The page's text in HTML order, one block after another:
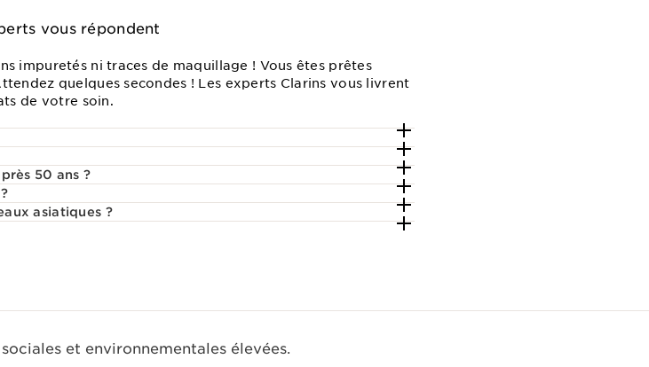
vous répondent
impuretés ni traces de maquillage ! Vous êtes prêtes
quelques secondes ! Les experts Clarins vous livrent
de votre soin.
50 ans ?
asiatiques ?
et environnementales élevées.